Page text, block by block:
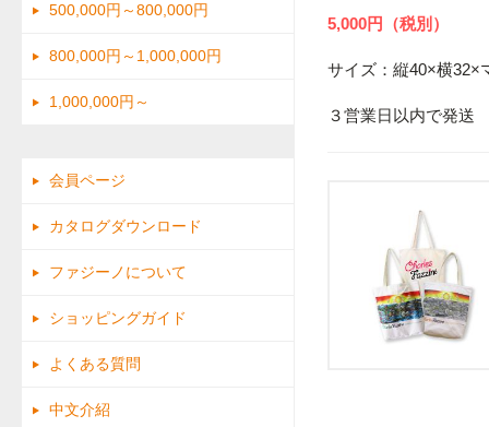
5,000円（税別）
サイズ：縦40×横32×
３営業日以内で発送
500,000円～800,000円
800,000円～1,000,000円
1,000,000円～
会員ページ
カタログダウンロード
ファジーノについて
ショッピングガイド
よくある質問
中文介紹